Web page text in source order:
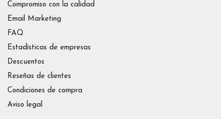
Compromiso con la calidad
Email Marketing
FAQ
Estadísticas de empresas
Descuentos
Reseñas de clientes
Condiciones de compra
Aviso legal